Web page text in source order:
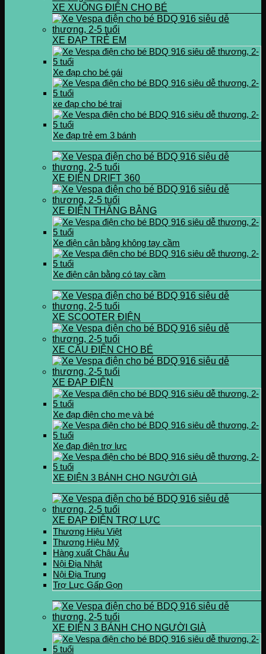
XE XUỒNG ĐIỆN CHO BÉ
XE ĐẠP TRẺ EM
Xe đạp cho bé gái
xe đạp cho bé trai
Xe đạp trẻ em 3 bánh
XE ĐIỆN DRIFT 360
XE ĐIỆN THĂNG BẰNG
Xe điện cân bằng không tay cầm
Xe điện cân bằng có tay cầm
XE SCOOTER ĐIỆN
XE CẨU ĐIỆN CHO BÉ
XE ĐẠP ĐIỆN
Xe đạp điện cho mẹ và bé
Xe đạp điện trợ lực
XE ĐIỆN 3 BÁNH CHO NGƯỜI GIÀ
XE ĐẠP ĐIỆN TRỢ LỰC
Thương Hiệu Việt
Thương Hiệu Mỹ
Hàng xuất Châu Âu
Nội Địa Nhật
Nội Địa Trung
Trợ Lực Gấp Gọn
XE ĐIỆN 3 BÁNH CHO NGƯỜI GIÀ